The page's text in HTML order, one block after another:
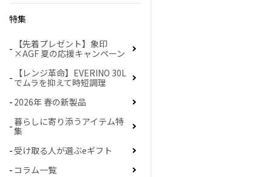
特集
【先着プレゼント】象印
×AGF 夏の応援キャンペーン
【レンジ革命】EVERINO 30L
でムラを抑えて時短調理
2026年 春の新製品
暮らしに寄り添うアイテム特
集
受け取る人が選ぶeギフト
コラム一覧